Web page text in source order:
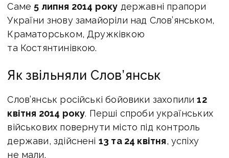
Саме 5 липня 2014 року державні прапори
України знову замайоріли над Слов’янськом,
Краматорськом, Дружківкою
та Костянтинівкою.
Як звільняли Слов’янськ
Слов’янськ російські бойовики захопили12
квітня 2014 року. Перші спроби українських
військових повернути місто під контроль
держави, здійснені 13 та 24 квітня, успіху
не мали.